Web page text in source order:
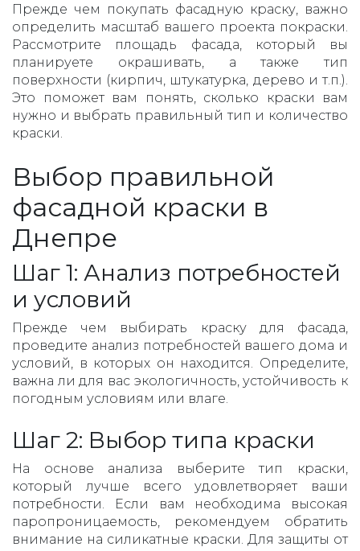
Прежде чем покупать фасадную краску, важно
определить масштаб вашего проекта покраски.
Рассмотрите площадь фасада, который вы
планируете окрашивать, а также тип
поверхности (кирпич, штукатурка, дерево и т.п.).
Это поможет вам понять, сколько краски вам
нужно и выбрать правильный тип и количество
краски.
Выбор правильной
фасадной краски в
Днепре
Шаг 1: Анализ потребностей
и условий
Прежде чем выбирать краску для фасада,
проведите анализ потребностей вашего дома и
условий, в которых он находится. Определите,
важна ли для вас экологичность, устойчивость к
погодным условиям или влаге.
Шаг 2: Выбор типа краски
На основе анализа выберите тип краски,
который лучше всего удовлетворяет ваши
потребности. Если вам необходима высокая
паропроницаемость, рекомендуем обратить
внимание на силикатные краски. Для защиты от